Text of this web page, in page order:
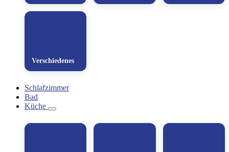
Verschiedenes
Schlafzimmer
Bad
Küche